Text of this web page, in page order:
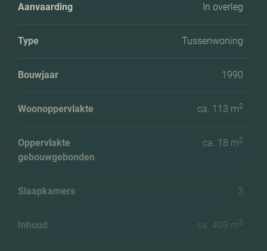
Aanvaarding In overleg
Type Tussenwoning
Bouwjaar 1990
Woonoppervlakte ca. 113 m2
Oppervlakte
gebouwgebonden
ca. 18 m2
Slaapkamers 3
Inhoud ca. 409 m3